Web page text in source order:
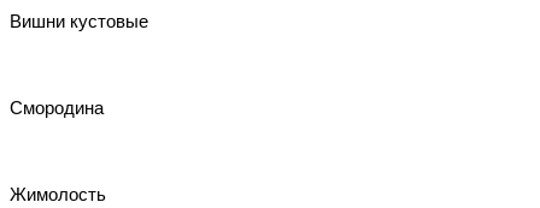
Вишни кустовые
Смородина
Жимолость